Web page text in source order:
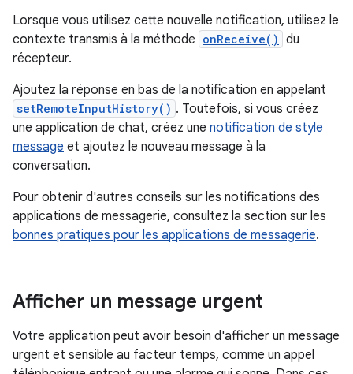
Lorsque vous utilisez cette nouvelle notification, utilisez le
contexte transmis à la méthode onReceive() du
récepteur.
Ajoutez la réponse en bas de la notification en appelant
setRemoteInputHistory() . Toutefois, si vous créez
une application de chat, créez une notification de style
message et ajoutez le nouveau message à la
conversation.
Pour obtenir d'autres conseils sur les notifications des
applications de messagerie, consultez la section sur les
bonnes pratiques pour les applications de messagerie.
Afficher un message urgent
Votre application peut avoir besoin d'afficher un message
urgent et sensible au facteur temps, comme un appel